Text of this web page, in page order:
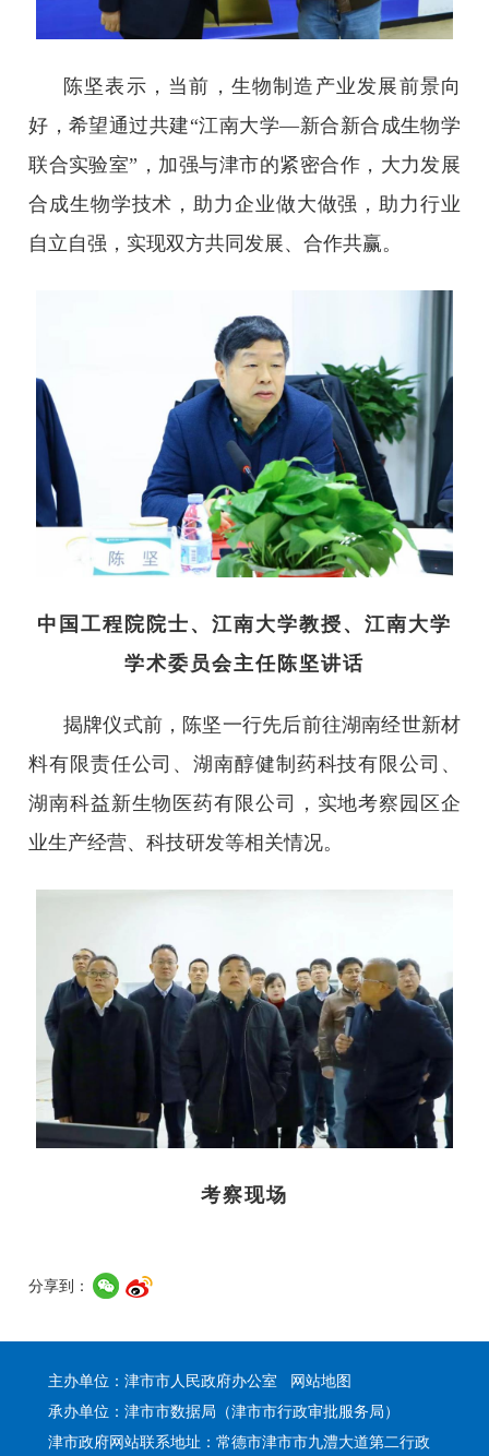
陈坚表示，当前，生物制造产业发展前景向
好，希望通过共建“江南大学—新合新合成生物学
联合实验室”，加强与津市的紧密合作，大力发展
合成生物学技术，助力企业做大做强，助力行业
自立自强，实现双方共同发展、合作共赢。
中国工程院院士、江南大学教授、江南大学
学术委员会主任陈坚讲话
揭牌仪式前，陈坚一行先后前往湖南经世新材
料有限责任公司、湖南醇健制药科技有限公司、
湖南科益新生物医药有限公司，实地考察园区企
业生产经营、科技研发等相关情况。
考察现场
分享到：
主办单位：津市市人民政府办公室 网站地图
承办单位：津市市数据局（津市市行政审批服务局）
津市政府网站联系地址：常德市津市市九澧大道第二行政